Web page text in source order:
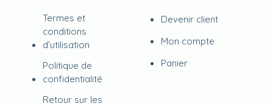
Termes et
conditions
d’utilisation
Politique de
confidentialité
Retour sur les
Devenir client
Mon compte
Panier